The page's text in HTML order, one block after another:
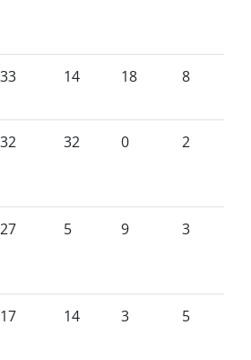
33 14 18 8
32 32 0 2
27 5 9 3
17 14 3 5